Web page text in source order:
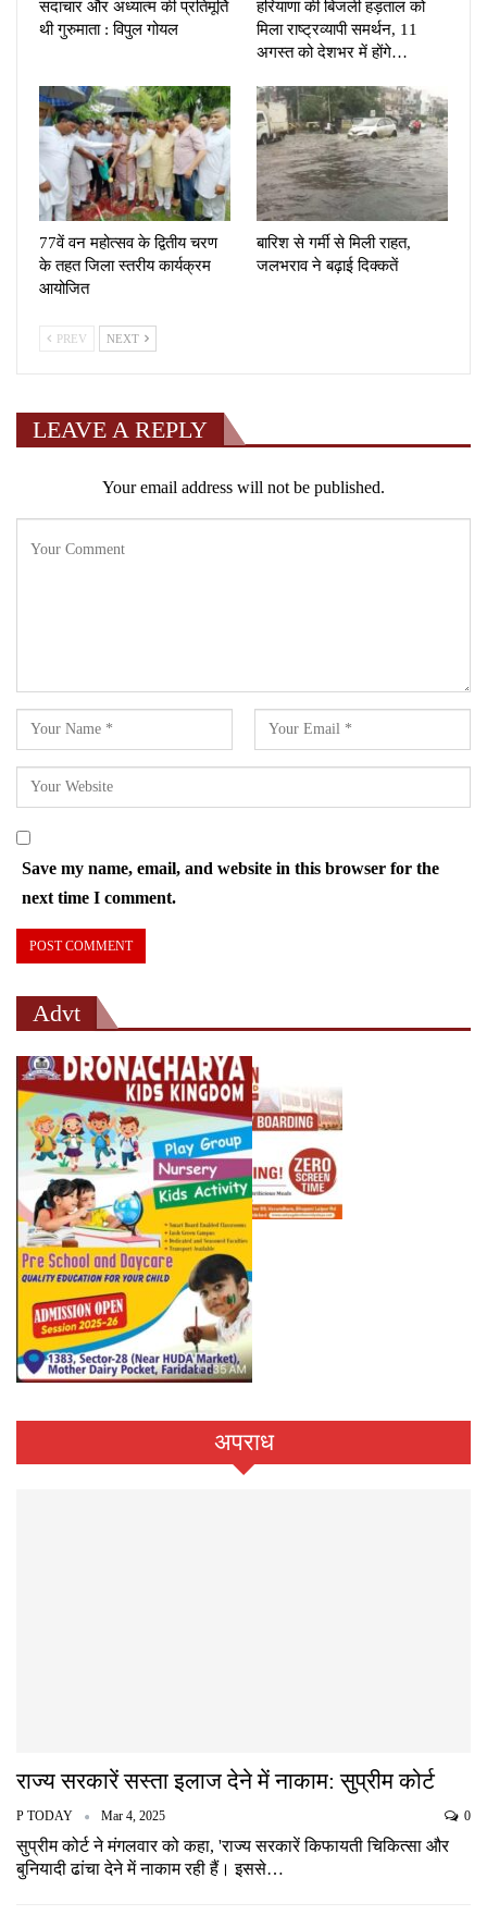
सदाचार और अध्यात्म की प्रतिमूर्ति
थी गुरुमाता : विपुल गोयल
हरियाणा की बिजली हड़ताल को
मिला राष्ट्रव्यापी समर्थन, 11
अगस्त को देशभर में होंगे…
77वें वन महोत्सव के द्वितीय चरण
के तहत जिला स्तरीय कार्यक्रम
आयोजित
बारिश से गर्मी से मिली राहत,
जलभराव ने बढ़ाई दिक्कतें
PREV NEXT
LEAVE A REPLY
Your email address will not be published.
Save my name, email, and website in this browser for the
next time I comment.
Advt
अपराध
राज्य सरकारें सस्ता इलाज देने में नाकाम: सुप्रीम कोर्ट
P TODAY Mar 4, 2025 0
सुप्रीम कोर्ट ने मंगलवार को कहा, 'राज्य सरकारें किफायती चिकित्सा और
बुनियादी ढांचा देने में नाकाम रही हैं। इससे…